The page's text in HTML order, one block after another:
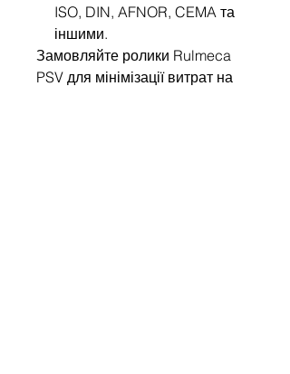
ISO, DIN, AFNOR, CEMA та
іншими.
Замовляйте ролики Rulmeca
PSV для мінімізації витрат на